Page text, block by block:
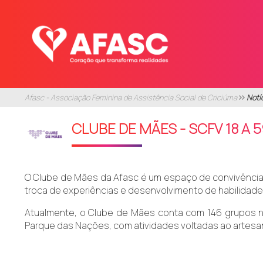
Afasc - Associação Feminina de Assistência Social de Criciúma
CLUBE DE MÃES - SCFV 18 A
O Clube de Mães da Afasc é um espaço de
troca de experiências e desenvolvimento de
Atualmente, o Clube de Mães conta com 146 grupos
Parque das Nações, com atividades voltadas ao